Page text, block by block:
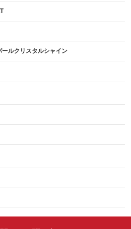
ールクリスタルシャイン